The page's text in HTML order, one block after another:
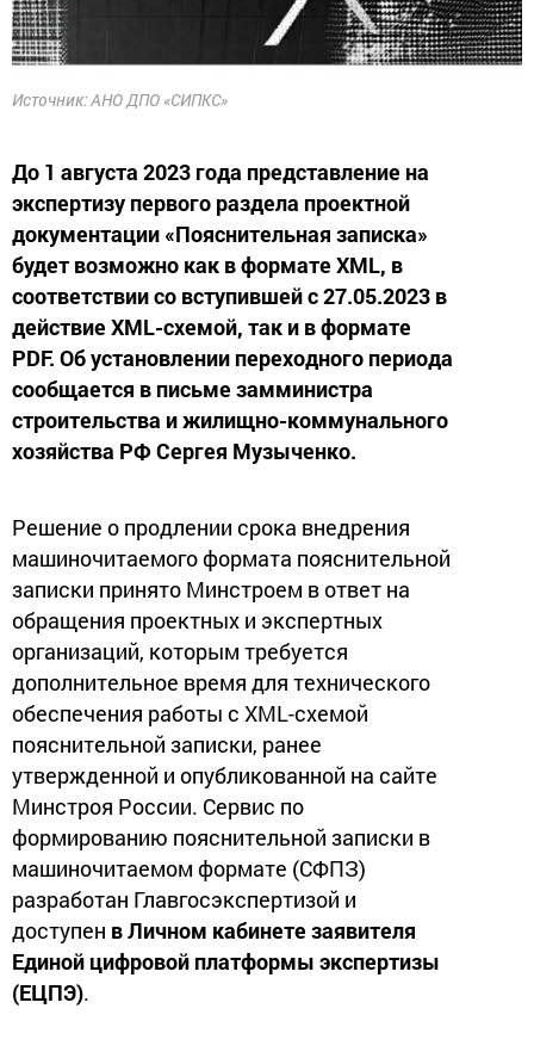
Источник: АНО ДПО «СИПКС»
До 1 августа 2023 года представление на
экспертизу первого раздела проектной
документации «Пояснительная записка»
будет возможно как в формате XML, в
соответствии со вступившей с 27.05.2023 в
действие XML-схемой, так и в формате
PDF. Об установлении переходного периода
сообщается в письме замминистра
строительства и жилищно-коммунального
хозяйства РФ Сергея Музыченко.
Решение о продлении срока внедрения
машиночитаемого формата пояснительной
записки принято Минстроем в ответ на
обращения проектных и экспертных
организаций, которым требуется
дополнительное время для технического
обеспечения работы с XML-cхемой
пояснительной записки, ранее
утвержденной и опубликованной на сайте
Минстроя России. Сервис по
формированию пояснительной записки в
машиночитаемом формате (СФПЗ)
разработан Главгосэкспертизой и
доступен в Личном кабинете заявителя
Единой цифровой платформы экспертизы
(ЕЦПЭ).